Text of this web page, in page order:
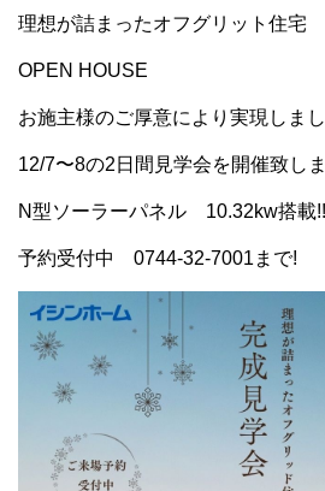
理想が詰まったオフグリット住宅
OPEN HOUSE
お施主様のご厚意により実現しまし
12/7〜8の2日間見学会を開催致しま
N型ソーラーパネル 10.32kw搭載!!
予約受付中 0744-32-7001まで!